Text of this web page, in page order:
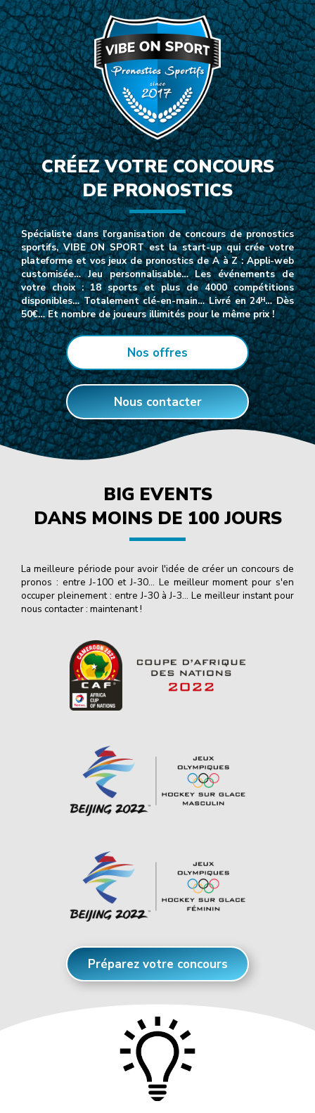
CRÉEZ VOTRE CONCOURS
DE PRONOSTICS
Spécialiste dans l'organisation de concours de pronostics
sportifs, VIBE ON SPORT est la start-up qui crée votre
plateforme et vos jeux de pronostics de A à Z : Appli-web
customisée… Jeu personnalisable… Les événements de
votre choix : 18 sports et plus de 4000 compétitions
disponibles… Totalement clé-en-main… Livré en 24ᴴ… Dès
50€… Et nombre de joueurs illimités pour le même prix !
Nos offres
Nous contacter
BIG EVENTS
DANS MOINS DE 100 JOURS
La meilleure période pour avoir l'idée de créer un concours de
pronos : entre J-100 et J-30… Le meilleur moment pour s'en
occuper pleinement : entre J-30 à J-3… Le meilleur instant pour
nous contacter : maintenant !
Préparez votre concours